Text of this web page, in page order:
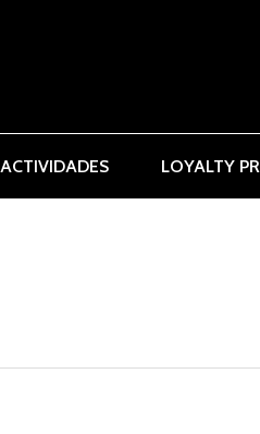
ACTIVIDADES LOYALTY